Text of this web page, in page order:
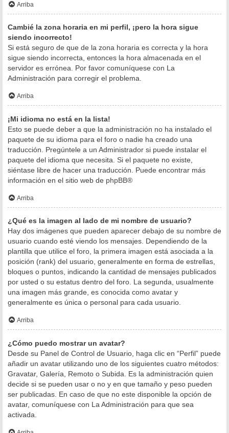
Arriba
Cambié la zona horaria en mi perfil, ¡pero la hora sigue
siendo incorrecto!
Si está seguro de que de la zona horaria es correcta y la hora
sigue siendo incorrecta, entonces la hora almacenada en el
servidor es errónea. Por favor comuníquese con La
Administración para corregir el problema.
Arriba
¡Mi idioma no está en la lista!
Esto se puede deber a que la administración no ha instalado el
paquete de su idioma para el foro o nadie ha creado una
traducción. Pregúntele a un Administrador si puede instalar el
paquete del idioma que necesita. Si el paquete no existe,
siéntase libre de hacer una traducción. Puede encontrar más
información en el sitio web de phpBB®
Arriba
¿Qué es la imagen al lado de mi nombre de usuario?
Hay dos imágenes que pueden aparecer debajo de su nombre de
usuario cuando esté viendo los mensajes. Dependiendo de la
plantilla que utilice el foro, la primera imagen está asociada a la
posición (rank) del usuario, generalmente en forma de estrellas,
bloques o puntos, indicando la cantidad de mensajes publicados
por usted o su estatus dentro del foro. La segunda, usualmente
una imagen más grande, es conocida como avatar y
generalmente es única o personal para cada usuario.
Arriba
¿Cómo puedo mostrar un avatar?
Desde su Panel de Control de Usuario, haga clic en “Perfil” puede
añadir un avatar utilizando uno de los siguientes cuatro métodos:
Gravatar, Galería, Remoto o Subida. Es la administración quien
decide si se pueden usar o no y en que tamaño y peso pueden
ser publicadas. En caso de que no este disponible la opción de
avatar, comuníquese con La Administración para que sea
activada.